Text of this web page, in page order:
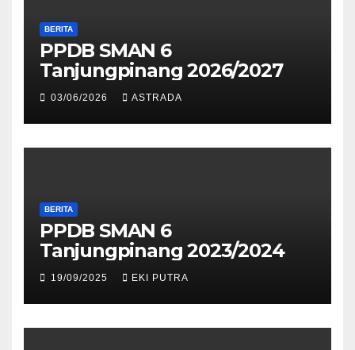
BERITA
PPDB SMAN 6
Tanjungpinang 2026/2027
03/06/2026 ASTRADA
BERITA
PPDB SMAN 6
Tanjungpinang 2023/2024
19/09/2025 EKI PUTRA